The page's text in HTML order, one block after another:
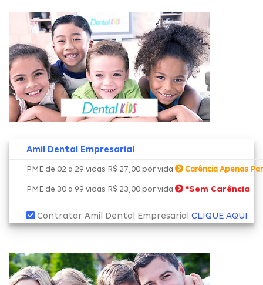
Amil Dental Empresarial
PME de 02 a 29 vidas R$ 27,00 por vida Carência Apenas
PME de 30 a 99 vidas R$ 23,00 por vida *Sem Carência
Contratar Amil Dental Empresarial CLIQUE AQUI